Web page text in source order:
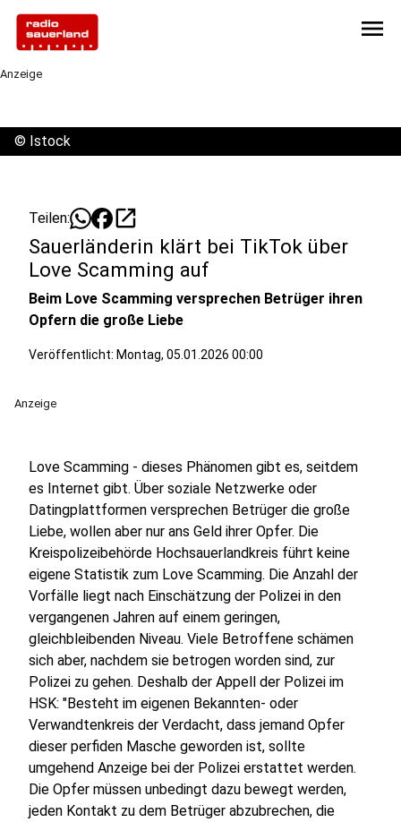
menu
Anzeige
© Istock
Teilen: open_in_new
Sauerländerin klärt bei TikTok über
Love Scamming auf
Beim Love Scamming versprechen Betrüger ihren
Opfern die große Liebe
Veröffentlicht: Montag, 05.01.2026 00:00
Anzeige
Love Scamming - dieses Phänomen gibt es, seitdem
es Internet gibt. Über soziale Netzwerke oder
Datingplattformen versprechen Betrüger die große
Liebe, wollen aber nur ans Geld ihrer Opfer. Die
Kreispolizeibehörde Hochsauerlandkreis führt keine
eigene Statistik zum Love Scamming. Die Anzahl der
Vorfälle liegt nach Einschätzung der Polizei in den
vergangenen Jahren auf einem geringen,
gleichbleibenden Niveau. Viele Betroffene schämen
sich aber, nachdem sie betrogen worden sind, zur
Polizei zu gehen. Deshalb der Appell der Polizei im
HSK: "Besteht im eigenen Bekannten- oder
Verwandtenkreis der Verdacht, dass jemand Opfer
dieser perfiden Masche geworden ist, sollte
umgehend Anzeige bei der Polizei erstattet werden.
Die Opfer müssen unbedingt dazu bewegt werden,
jeden Kontakt zu dem Betrüger abzubrechen, die